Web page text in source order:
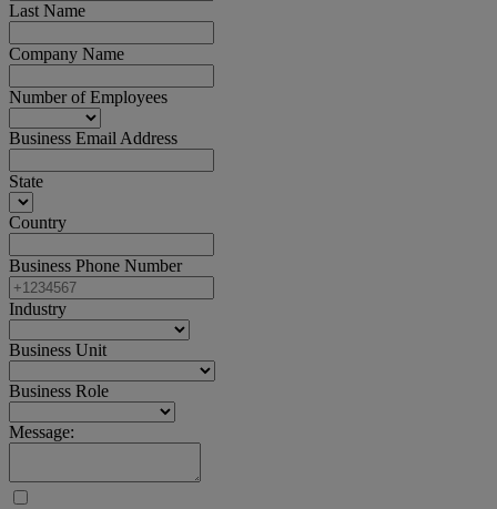
Last Name
Company Name
Number of Employees
Business Email Address
State
Country
Business Phone Number
Industry
Business Unit
Business Role
Message: